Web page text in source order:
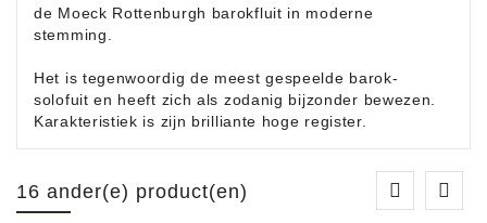
de Moeck Rottenburgh barokfluit in moderne
stemming.
Het is tegenwoordig de meest gespeelde barok-
solofuit en heeft zich als zodanig bijzonder bewezen.
Karakteristiek is zijn brilliante hoge register.
16 ander(e) product(en)